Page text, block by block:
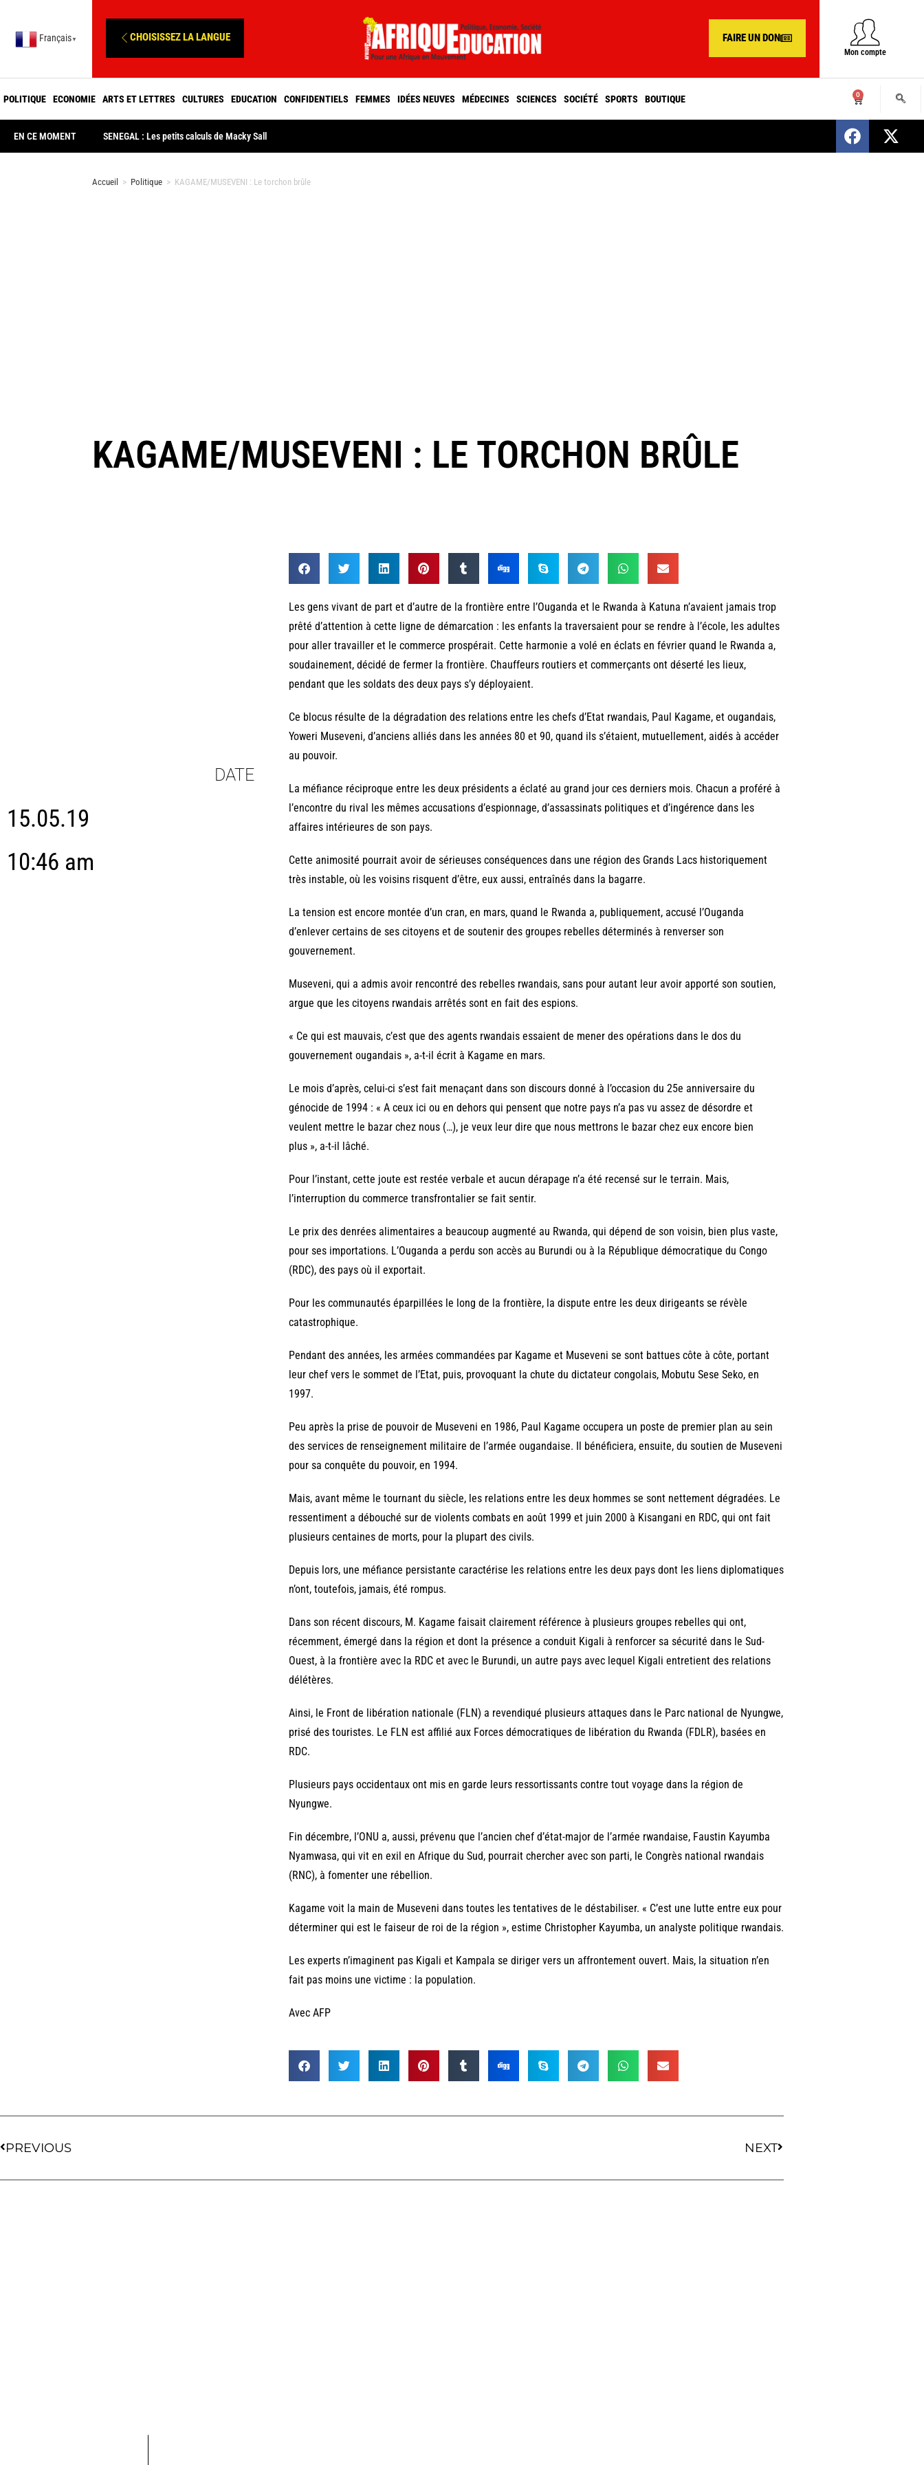
Français ▼ CHOISISSEZ LA LANGUE FAIRE UN DON
Mon compte
POLITIQUE ECONOMIE ARTS ET LETTRES CULTURES EDUCATION CONFIDENTIELS FEMMES IDÉES NEUVES MÉDECINES SCIENCES SOCIÉTÉ SPORTS BOUTIQUE 0
EN CE MOMENT SENEGAL : Les petits calculs de Macky Sall SENEGAL : Nomination d’un nouveau
Accueil > Politique > KAGAME/MUSEVENI : Le torchon brûle
KAGAME/MUSEVENI : LE TORCHON BRÛLE
DATE
15.05.19
10:46 am
Les gens vivant de part et d’autre de la frontière entre l’Ouganda et le Rwanda à Katuna n’avaient jamais trop
prêté d’attention à cette ligne de démarcation : les enfants la traversaient pour se rendre à l’école, les adultes
pour aller travailler et le commerce prospérait. Cette harmonie a volé en éclats en février quand le Rwanda a,
soudainement, décidé de fermer la frontière. Chauffeurs routiers et commerçants ont déserté les lieux,
pendant que les soldats des deux pays s’y déployaient.
Ce blocus résulte de la dégradation des relations entre les chefs d’Etat rwandais, Paul Kagame, et ougandais,
Yoweri Museveni, d’anciens alliés dans les années 80 et 90, quand ils s’étaient, mutuellement, aidés à accéder
au pouvoir.
La méfiance réciproque entre les deux présidents a éclaté au grand jour ces derniers mois. Chacun a proféré à
l’encontre du rival les mêmes accusations d’espionnage, d’assassinats politiques et d’ingérence dans les
affaires intérieures de son pays.
Cette animosité pourrait avoir de sérieuses conséquences dans une région des Grands Lacs historiquement
très instable, où les voisins risquent d’être, eux aussi, entraînés dans la bagarre.
La tension est encore montée d’un cran, en mars, quand le Rwanda a, publiquement, accusé l’Ouganda
d’enlever certains de ses citoyens et de soutenir des groupes rebelles déterminés à renverser son
gouvernement.
Museveni, qui a admis avoir rencontré des rebelles rwandais, sans pour autant leur avoir apporté son soutien,
argue que les citoyens rwandais arrêtés sont en fait des espions.
« Ce qui est mauvais, c’est que des agents rwandais essaient de mener des opérations dans le dos du
gouvernement ougandais », a-t-il écrit à Kagame en mars.
Le mois d’après, celui-ci s’est fait menaçant dans son discours donné à l’occasion du 25e anniversaire du
génocide de 1994 : « A ceux ici ou en dehors qui pensent que notre pays n’a pas vu assez de désordre et
veulent mettre le bazar chez nous (…), je veux leur dire que nous mettrons le bazar chez eux encore bien
plus », a-t-il lâché.
Pour l’instant, cette joute est restée verbale et aucun dérapage n’a été recensé sur le terrain. Mais,
l’interruption du commerce transfrontalier se fait sentir.
Le prix des denrées alimentaires a beaucoup augmenté au Rwanda, qui dépend de son voisin, bien plus vaste,
pour ses importations. L’Ouganda a perdu son accès au Burundi ou à la République démocratique du Congo
(RDC), des pays où il exportait.
Pour les communautés éparpillées le long de la frontière, la dispute entre les deux dirigeants se révèle
catastrophique.
Pendant des années, les armées commandées par Kagame et Museveni se sont battues côte à côte, portant
leur chef vers le sommet de l’Etat, puis, provoquant la chute du dictateur congolais, Mobutu Sese Seko, en
1997.
Peu après la prise de pouvoir de Museveni en 1986, Paul Kagame occupera un poste de premier plan au sein
des services de renseignement militaire de l’armée ougandaise. Il bénéficiera, ensuite, du soutien de Museveni
pour sa conquête du pouvoir, en 1994.
Mais, avant même le tournant du siècle, les relations entre les deux hommes se sont nettement dégradées. Le
ressentiment a débouché sur de violents combats en août 1999 et juin 2000 à Kisangani en RDC, qui ont fait
plusieurs centaines de morts, pour la plupart des civils.
Depuis lors, une méfiance persistante caractérise les relations entre les deux pays dont les liens diplomatiques
n’ont, toutefois, jamais, été rompus.
Dans son récent discours, M. Kagame faisait clairement référence à plusieurs groupes rebelles qui ont,
récemment, émergé dans la région et dont la présence a conduit Kigali à renforcer sa sécurité dans le Sud-
Ouest, à la frontière avec la RDC et avec le Burundi, un autre pays avec lequel Kigali entretient des relations
délétères.
Ainsi, le Front de libération nationale (FLN) a revendiqué plusieurs attaques dans le Parc national de Nyungwe,
prisé des touristes. Le FLN est affilié aux Forces démocratiques de libération du Rwanda (FDLR), basées en
RDC.
Plusieurs pays occidentaux ont mis en garde leurs ressortissants contre tout voyage dans la région de
Nyungwe.
Fin décembre, l’ONU a, aussi, prévenu que l’ancien chef d’état-major de l’armée rwandaise, Faustin Kayumba
Nyamwasa, qui vit en exil en Afrique du Sud, pourrait chercher avec son parti, le Congrès national rwandais
(RNC), à fomenter une rébellion.
Kagame voit la main de Museveni dans toutes les tentatives de le déstabiliser. « C’est une lutte entre eux pour
déterminer qui est le faiseur de roi de la région », estime Christopher Kayumba, un analyste politique rwandais.
Les experts n’imaginent pas Kigali et Kampala se diriger vers un affrontement ouvert. Mais, la situation n’en
fait pas moins une victime : la population.
Avec AFP
PREVIOUS NEXT